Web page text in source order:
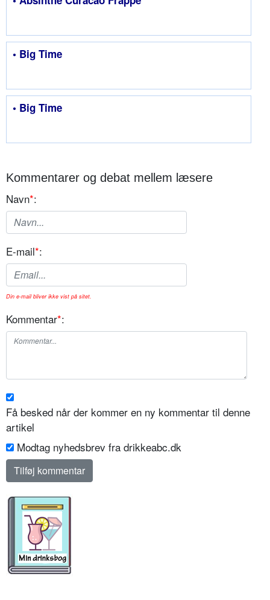
• Big Time
• Big Time
Kommentarer og debat mellem læsere
Navn*:
E-mail*:
Din e-mail bliver ikke vist på sitet.
Kommentar*:
Få besked når der kommer en ny kommentar til denne
artikel
Modtag nyhedsbrev fra drikkeabc.dk